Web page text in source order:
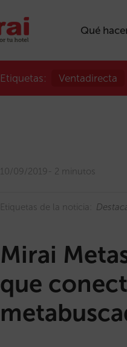
Qué
Etiquetas: Ventadirecta
10/09/2019 2 minutos
Etiquetas de la noticia:
Mirai
que